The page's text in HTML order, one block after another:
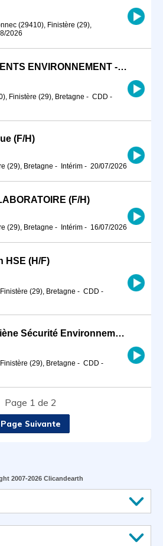
(29410), Finistère (29),
2026
AGENT POLYVALENTS ENVIRONNEMENT - ESPACES VERTS F/H
Finistère (29), Bretagne - CDD -
(F/H)
(29), Bretagne - Intérim - 20/07/2026
(F/H)
(29), Bretagne - Intérim - 16/07/2026
HSE (H/F)
(29), Bretagne - CDD -
Responsable Hygiène Sécurité Environnement (H/F)
(29), Bretagne - CDD -
Page 1 de 2
Page Suivante
2007-2026 Clicandearth